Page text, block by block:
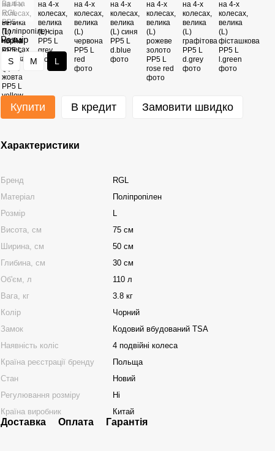
Розмір
S M L
Купити В кредит Замовити швидко
Характеристики
Бренд
RGL
Матеріал
Поліпропілен
Розмір
L
Висота, см
75 см
Ширина, см
50 см
Глибина, см
30 см
Об'єм, л
110 л
Вага, кг
3.8 кг
Колір
Чорний
Замок
Кодовий вбудований TSA
Наявність коліс
4 подвійні колеса
Країна реєстрації бренду
Польща
Стан
Новий
Регулювання розміру
Ні
Країна виробник
Китай
Доставка Оплата Гарантія